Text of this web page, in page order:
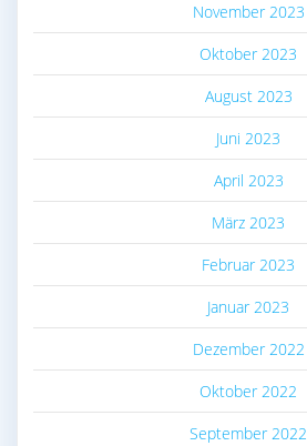
November 2023
Oktober 2023
August 2023
Juni 2023
April 2023
März 2023
Februar 2023
Januar 2023
Dezember 2022
Oktober 2022
September 2022